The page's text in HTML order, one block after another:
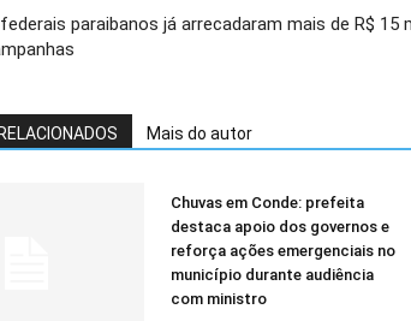
paraibanos já arrecadaram mais de R$ 15
Mais do autor
Chuvas em Conde: prefeita
destaca apoio dos governos e
reforça ações emergenciais no
município durante audiência
com ministro